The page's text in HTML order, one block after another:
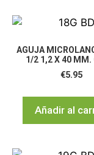
AGUJA
1/2 1,2 X 40 MM.
€5.95
Añadir al